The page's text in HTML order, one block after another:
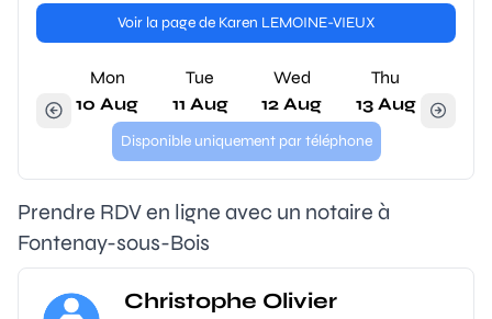
Voir la page de Karen LEMOINE-VIEUX
Mon
10 Aug
Tue
11 Aug
Wed
12 Aug
Thu
13 Aug
Disponible uniquement par téléphone
Prendre RDV en ligne avec un notaire à
Fontenay-sous-Bois
Christophe Olivier